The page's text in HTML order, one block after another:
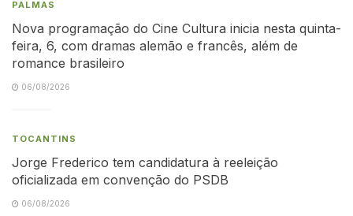
PALMAS
Nova programação do Cine Cultura inicia nesta quinta-
feira, 6, com dramas alemão e francês, além de
romance brasileiro
06/08/2026
TOCANTINS
Jorge Frederico tem candidatura à reeleição
oficializada em convenção do PSDB
06/08/2026